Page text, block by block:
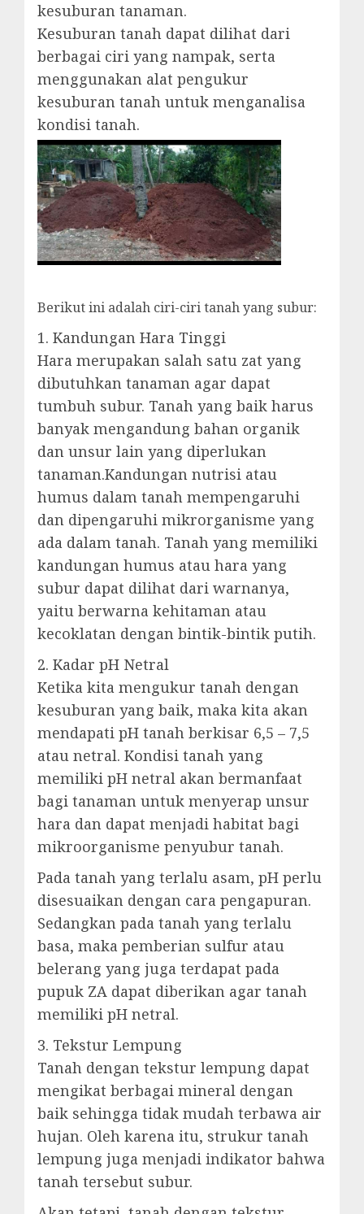
kesuburan tanaman.
Kesuburan tanah dapat dilihat dari
berbagai ciri yang nampak, serta
menggunakan alat pengukur
kesuburan tanah untuk menganalisa
kondisi tanah.
Berikut ini adalah ciri-ciri tanah yang subur:
1. Kandungan Hara Tinggi
Hara merupakan salah satu zat yang
dibutuhkan tanaman agar dapat
tumbuh subur. Tanah yang baik harus
banyak mengandung bahan organik
dan unsur lain yang diperlukan
tanaman.Kandungan nutrisi atau
humus dalam tanah mempengaruhi
dan dipengaruhi mikrorganisme yang
ada dalam tanah. Tanah yang memiliki
kandungan humus atau hara yang
subur dapat dilihat dari warnanya,
yaitu berwarna kehitaman atau
kecoklatan dengan bintik-bintik putih.
2. Kadar pH Netral
Ketika kita mengukur tanah dengan
kesuburan yang baik, maka kita akan
mendapati pH tanah berkisar 6,5 – 7,5
atau netral. Kondisi tanah yang
memiliki pH netral akan bermanfaat
bagi tanaman untuk menyerap unsur
hara dan dapat menjadi habitat bagi
mikroorganisme penyubur tanah.
Pada tanah yang terlalu asam, pH perlu
disesuaikan dengan cara pengapuran.
Sedangkan pada tanah yang terlalu
basa, maka pemberian sulfur atau
belerang yang juga terdapat pada
pupuk ZA dapat diberikan agar tanah
memiliki pH netral.
3. Tekstur Lempung
Tanah dengan tekstur lempung dapat
mengikat berbagai mineral dengan
baik sehingga tidak mudah terbawa air
hujan. Oleh karena itu, strukur tanah
lempung juga menjadi indikator bahwa
tanah tersebut subur.